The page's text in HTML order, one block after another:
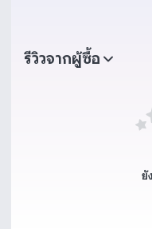
รีวิวจากผู้ซื้อ
ยั